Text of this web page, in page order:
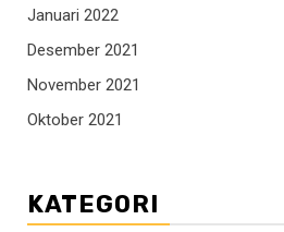
Januari 2022
Desember 2021
November 2021
Oktober 2021
KATEGORI